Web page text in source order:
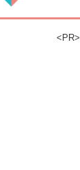
<PR>